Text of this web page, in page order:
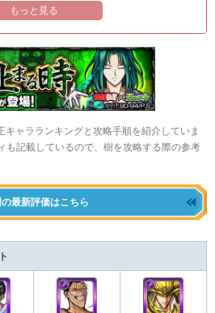
登場！
もっと見る
キャラランキングと攻略手順を紹介していま
も記載しているので、樹を攻略する際の参考
最新評価はこちら